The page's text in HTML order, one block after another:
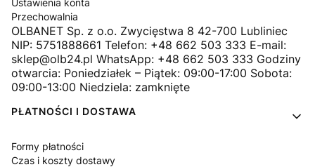
Przechowalnia
OLBANET Sp. z o.o. Zwycięstwa 8 42-700 Lubliniec
NIP: 5751888661 Telefon: +48 662 503 333 E-mail:
sklep@olb24.pl WhatsApp: +48 662 503 333 Godziny
otwarcia: Poniedziałek – Piątek: 09:00-17:00 Sobota:
09:00-13:00 Niedziela: zamknięte
PŁATNOŚCI I DOSTAWA
Formy płatności
Czas i koszty dostawy